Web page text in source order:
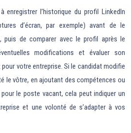
enregistrer l’historique du profil LinkedIn
d’écran, par exemple) avant de le
puis de comparer avec le profil après le
modifications et évaluer son
votre entreprise. Si le candidat modifie
le vôtre, en ajoutant des compétences ou
le poste vacant, cela peut indiquer un
et une volonté de s’adapter à vos